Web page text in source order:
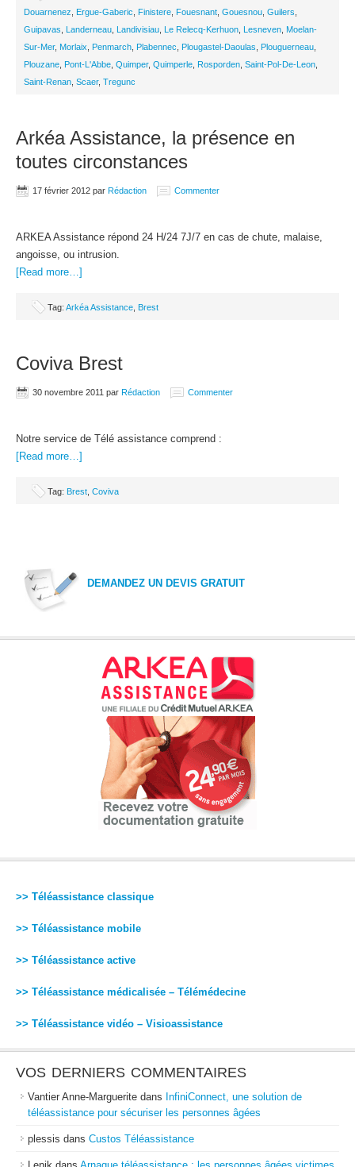
Douarnenez
Ergue-Gaberic Finistere Fouesnant Gouesnou Guilers
Guipavas
Landerneau Landivisiau Le Relecq-Kerhuon Lesneven Moelan-
Sur-Mer, Morlaix Penmarch Plabennec Plougastel-Daoulas Plouguerneau
Plouzane Pont-L'Abbe Quimper, Quimperle Rosporden Saint-Pol-De-Leon
Saint-Renan Scaer, Tregunc
Arkéa Assistance, la présence en
toutes circonstances
17 février 2012 par Rédaction Commenter
ARKEA Assistance répond 24 H/24 7J/7 en cas de chute, malaise,
angoisse, ou intrusion.
[Read more…]
Tag: Arkéa Assistance Brest
Coviva Brest
30 novembre 2011 par Rédaction Commenter
Notre service de Télé assistance comprend :
[Read more…]
Tag: Brest Coviva
DEMANDEZ UN DEVIS GRATUIT
>> Téléassistance classique
>> Téléassistance mobile
>> Téléassistance active
>> Téléassistance médicalisée – Télémédecine
>> Téléassistance vidéo – Visioassistance
VOS DERNIERS COMMENTAIRES
Vantier Anne-Marguerite dans InfiniConnect, une solution de
téléassistance pour sécuriser les personnes âgées
plessis dans Custos Téléassistance